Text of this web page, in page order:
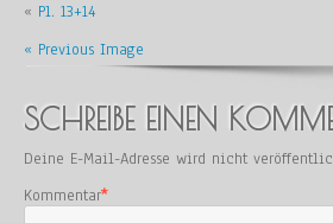
« Pl. 13+14
« Previous Image
SCHREIBE EINEN
Deine E-Mail-Adresse wird nicht
Kommentar*